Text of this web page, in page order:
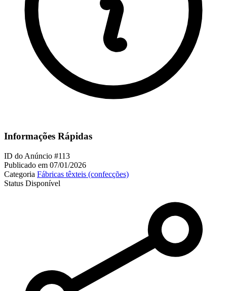
Informações Rápidas
ID do Anúncio #113
Publicado em 07/01/2026
Categoria Fábricas têxteis (confecções)
Status Disponível